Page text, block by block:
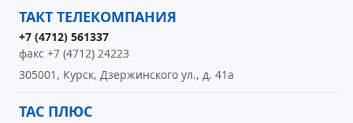
ТАКТ ТЕЛЕКОМПАНИЯ
+7 (4712) 561337
факс +7 (4712) 24223
305001, Курск, Дзержинского ул., д. 41а
ТАС ПЛЮС